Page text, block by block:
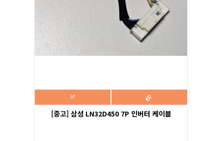
[중고] 삼성 LN32D450 7P 인버터 케이블